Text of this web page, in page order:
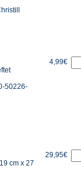
50226-
4,99€
cm x 27
29,95€